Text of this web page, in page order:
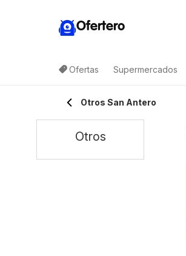
Ofertero
Ofertas Supermercados
Otros San Antero
Otros